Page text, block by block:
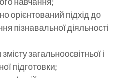
орієнтований підхід до
пізнавальної діяльності
змісту загальноосвітньої і
підготовки;